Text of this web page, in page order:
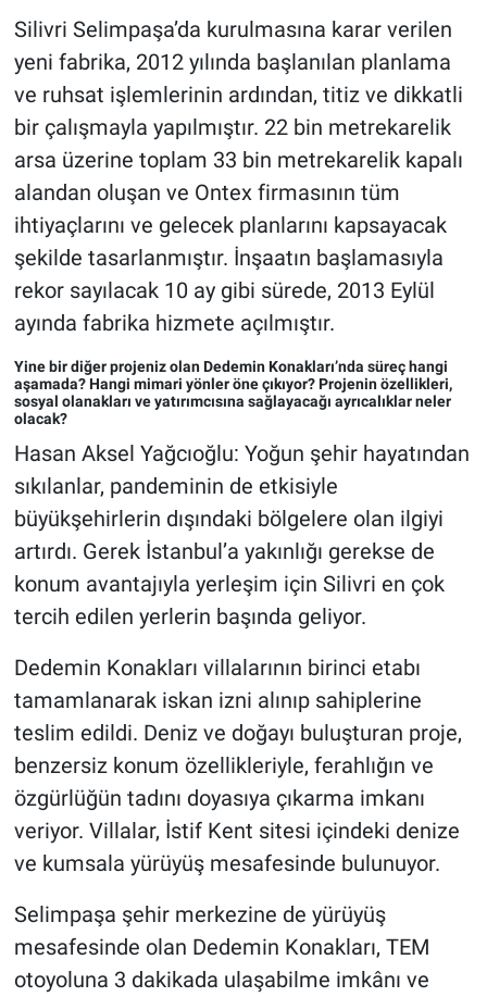
Silivri Selimpaşa’da kurulmasına karar verilen
yeni fabrika, 2012 yılında başlanılan planlama
ve ruhsat işlemlerinin ardından, titiz ve dikkatli
bir çalışmayla yapılmıştır. 22 bin metrekarelik
arsa üzerine toplam 33 bin metrekarelik kapalı
alandan oluşan ve Ontex firmasının tüm
ihtiyaçlarını ve gelecek planlarını kapsayacak
şekilde tasarlanmıştır. İnşaatın başlamasıyla
rekor sayılacak 10 ay gibi sürede, 2013 Eylül
ayında fabrika hizmete açılmıştır.
Yine bir diğer projeniz olan Dedemin Konakları’nda süreç hangi
aşamada? Hangi mimari yönler öne çıkıyor? Projenin özellikleri,
sosyal olanakları ve yatırımcısına sağlayacağı ayrıcalıklar neler
olacak?
Hasan Aksel Yağcıoğlu: Yoğun şehir hayatından
sıkılanlar, pandeminin de etkisiyle
büyükşehirlerin dışındaki bölgelere olan ilgiyi
artırdı. Gerek İstanbul’a yakınlığı gerekse de
konum avantajıyla yerleşim için Silivri en çok
tercih edilen yerlerin başında geliyor.
Dedemin Konakları villalarının birinci etabı
tamamlanarak iskan izni alınıp sahiplerine
teslim edildi. Deniz ve doğayı buluşturan proje,
benzersiz konum özellikleriyle, ferahlığın ve
özgürlüğün tadını doyasıya çıkarma imkanı
veriyor. Villalar, İstif Kent sitesi içindeki denize
ve kumsala yürüyüş mesafesinde bulunuyor.
Selimpaşa şehir merkezine de yürüyüş
mesafesinde olan Dedemin Konakları, TEM
otoyoluna 3 dakikada ulaşabilme imkânı ve